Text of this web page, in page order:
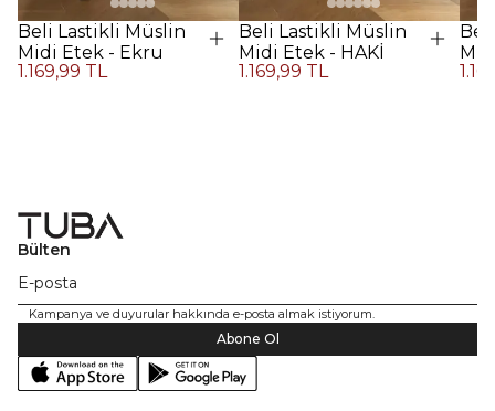
Beli Lastikli Müslin
Midi Etek - Ekru
1.169,99 TL
Beli Lastikli Müslin
Midi Etek - HAKİ
1.169,99 TL
Bülten
Kampanya ve duyurular hakkında e-posta almak istiyorum.
Abone Ol